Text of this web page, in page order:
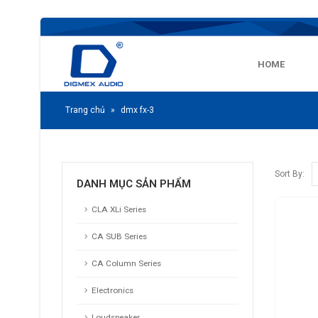
HOME
Trang chủ » dmx fx-3
Sort By:
DANH MỤC SẢN PHẨM
CLA XLi Series
CA SUB Series
CA Column Series
Electronics